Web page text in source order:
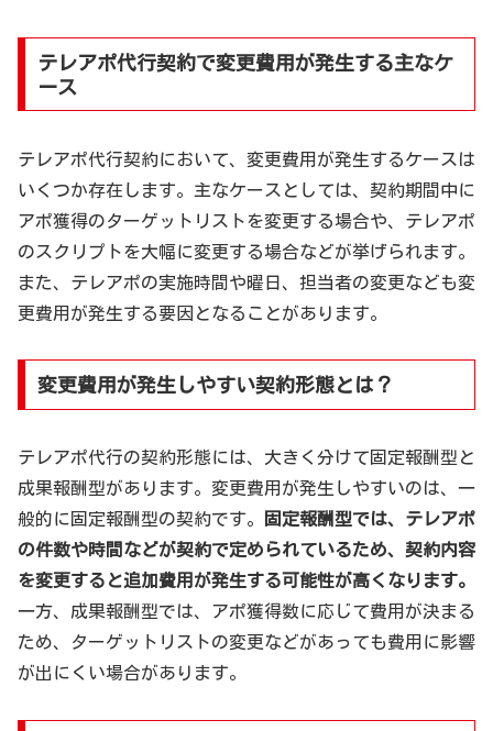
テレアポ代行契約で変更費用が発生する主なケ
ース
テレアポ代行契約において、変更費用が発生するケースは
いくつか存在します。主なケースとしては、契約期間中に
アポ獲得のターゲットリストを変更する場合や、テレアポ
のスクリプトを大幅に変更する場合などが挙げられます。
また、テレアポの実施時間や曜日、担当者の変更なども変
更費用が発生する要因となることがあります。
変更費用が発生しやすい契約形態とは？
テレアポ代行の契約形態には、大きく分けて固定報酬型と
成果報酬型があります。変更費用が発生しやすいのは、一
般的に固定報酬型の契約です。
固定報酬型では、テレアポ
の件数や時間などが契約で定められているため、契約内容
を変更すると追加費用が発生する可能性が高くなります。
一方、成果報酬型では、アポ獲得数に応じて費用が決まる
ため、ターゲットリストの変更などがあっても費用に影響
が出にくい場合があります。